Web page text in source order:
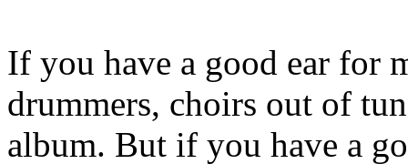
If you have a good ear
drummers, choirs out of
album. But if you have a